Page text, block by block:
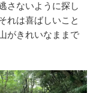
さないように探し
れは喜ばしいこと
がきれいなままで